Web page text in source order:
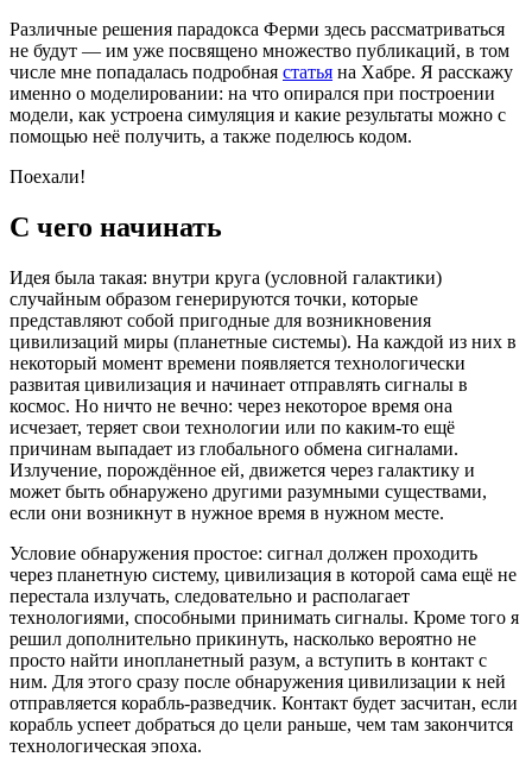
Различные решения парадокса Ферми здесь рассматриваться
не будут — им уже посвящено множество публикаций, в том
числе мне попадалась подробная статья на Хабре. Я расскажу
именно о моделировании: на что опирался при построении
модели, как устроена симуляция и какие результаты можно с
помощью неё получить, а также поделюсь кодом.
Поехали!
С чего начинать
Идея была такая: внутри круга (условной галактики)
случайным образом генерируются точки, которые
представляют собой пригодные для возникновения
цивилизаций миры (планетные системы). На каждой из них в
некоторый момент времени появляется технологически
развитая цивилизация и начинает отправлять сигналы в
космос. Но ничто не вечно: через некоторое время она
исчезает, теряет свои технологии или по каким-то ещё
причинам выпадает из глобального обмена сигналами.
Излучение, порождённое ей, движется через галактику и
может быть обнаружено другими разумными существами,
если они возникнут в нужное время в нужном месте.
Условие обнаружения простое: сигнал должен проходить
через планетную систему, цивилизация в которой сама ещё не
перестала излучать, следовательно и располагает
технологиями, способными принимать сигналы. Кроме того я
решил дополнительно прикинуть, насколько вероятно не
просто найти инопланетный разум, а вступить в контакт с
ним. Для этого сразу после обнаружения цивилизации к ней
отправляется корабль-разведчик. Контакт будет засчитан, если
корабль успеет добраться до цели раньше, чем там закончится
технологическая эпоха.